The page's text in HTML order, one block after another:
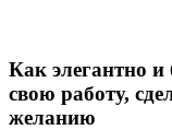
Как элегантно
свою работу,
желанию